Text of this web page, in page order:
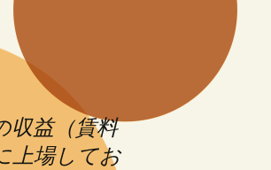
収益（賃料
上場してお